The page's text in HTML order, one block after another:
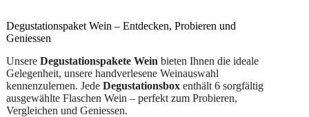
Degustationspaket Wein – Entdecken, Probieren und
Geniessen
Unsere Degustationspakete Wein bieten Ihnen die ideale
Gelegenheit, unsere handverlesene Weinauswahl
kennenzulernen. Jede Degustationsboxenthält 6 sorgfältig
ausgewählte Flaschen Wein – perfekt zum Probieren,
Vergleichen und Geniessen.